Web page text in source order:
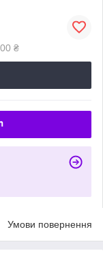
₴
Умови повернення